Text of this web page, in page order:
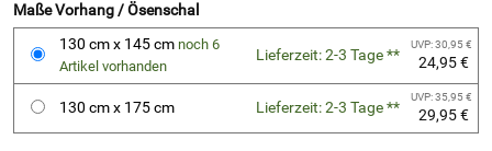
Maße Vorhang / Ösenschal
130 cm x 145 cm noch 6
Artikel vorhanden
Lieferzeit: 2-3 Tage **
UVP: 30,95 €
24,95 €
130 cm x 175 cm Lieferzeit: 2-3 Tage **
UVP: 35,95 €
29,95 €